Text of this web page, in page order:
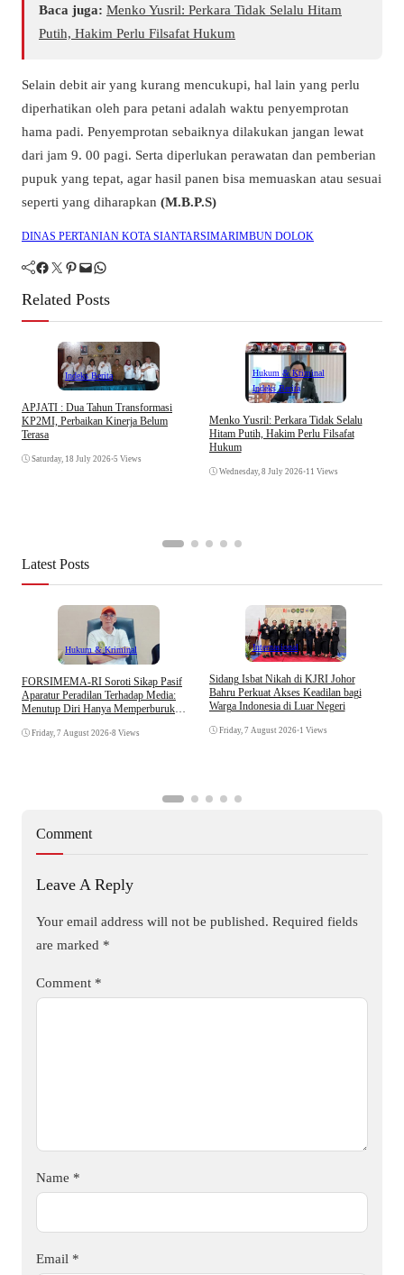
Baca juga: Menko Yusril: Perkara Tidak Selalu Hitam
Putih, Hakim Perlu Filsafat Hukum
Selain debit air yang kurang mencukupi, hal lain yang perlu
diperhatikan oleh para petani adalah waktu penyemprotan
hama padi. Penyemprotan sebaiknya dilakukan jangan lewat
dari jam 9. 00 pagi. Serta diperlukan perawatan dan pemberian
pupuk yang tepat, agar hasil panen bisa memuaskan atau sesuai
seperti yang diharapkan (M.B.P.S)
DINAS PERTANIAN KOTA SIANTARSIMARIMBUN DOLOK
Facebook Twitter Pinterest Mail WhatsApp
Related Posts
Indeks Berita
APJATI : Dua Tahun Transformasi
KP2MI, Perbaikan Kinerja Belum
Terasa
Saturday, 18 July 2026•5 Views
Hukum & Kriminal
Indeks Berita
Menko Yusril: Perkara Tidak Selalu
Hitam Putih, Hakim Perlu Filsafat
Hukum
Wednesday, 8 July 2026•11 Views
Latest Posts
Hukum & Kriminal
​FORSIMEMA-RI Soroti Sikap Pasif
Aparatur Peradilan Terhadap Media:
Menutup Diri Hanya Memperburuk
Friday, 7 August 2026•8 Views
Internasional
Sidang Isbat Nikah di KJRI Johor
Bahru Perkuat Akses Keadilan bagi
Warga Indonesia di Luar Negeri
Friday, 7 August 2026•1 Views
Comment
Leave A Reply
Your email address will not be published. Required fields
are marked *
Comment *
Name *
Email *